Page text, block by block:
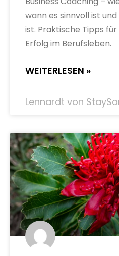
wann es sinnvoll ist
ist. Praktische Tipps
Erfolg im Berufsleben.
WEITERLESEN »
Lennardt von